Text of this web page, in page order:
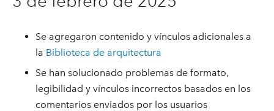
Se agregaron contenido y vínculos adicionales a
la Biblioteca de arquitectura
Se han solucionado problemas de formato,
legibilidad y vínculos incorrectos basados en los
comentarios enviados por los usuarios